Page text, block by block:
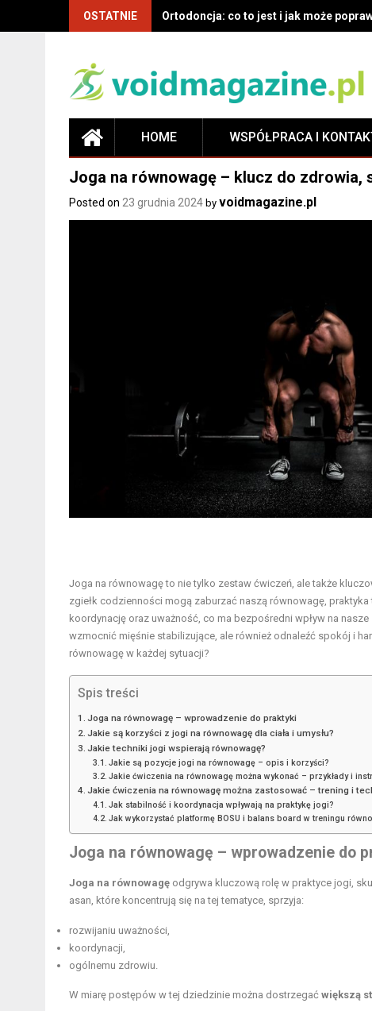
OSTATNIE Ortodoncja: co to jest i jak może
HOME WSPÓŁPRACA I
Joga na równowagę – klucz do zdrowia,
Posted on 23 grudnia 2024 by voidmagazine.pl
Joga na równowagę to nie tylko zestaw ćwiczeń, ale także
zgiełk codzienności mogą zaburzać naszą równowagę,
koordynację oraz uważność, co ma bezpośredni wpływ na
wzmocnić mięśnie stabilizujące, ale również odnaleźć spokój i
równowagę w każdej sytuacji?
Spis treści
Joga na równowagę – wprowadzenie do praktyki
Jakie są korzyści z jogi na równowagę dla ciała i umysłu?
Jakie techniki jogi wspierają równowagę?
Jakie są pozycje jogi na równowagę – opis i korzyści?
Jakie ćwiczenia na równowagę można wykonać – przykłady i
Jakie ćwiczenia na równowagę można zastosować – trening i
Jak stabilność i koordynacja wpływają na praktykę jogi?
Jak wykorzystać platformę BOSU i balans board w treningu
Joga na równowagę – wprowadzenie do
Joga na równowagę odgrywa kluczową rolę w praktyce jogi,
asan, które koncentrują się na tej tematyce, sprzyja:
rozwijaniu uważności,
koordynacji,
ogólnemu zdrowiu.
W miarę postępów w tej dziedzinie można dostrzegać większą